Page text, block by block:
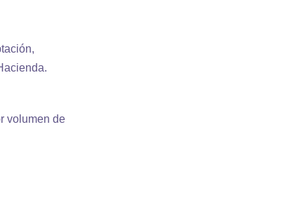
volumen de